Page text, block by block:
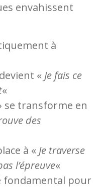
envahissent
à
« Je fais ce
«
se transforme en
des
à « Je traverse
l’épreuve«
fondamental pour